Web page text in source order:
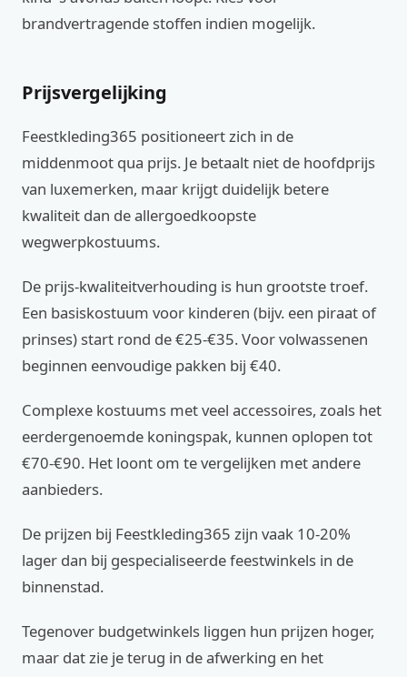
brandvertragende stoffen indien mogelijk.
Prijsvergelijking
Feestkleding365 positioneert zich in de
middenmoot qua prijs. Je betaalt niet de hoofdprijs
van luxemerken, maar krijgt duidelijk betere
kwaliteit dan de allergoedkoopste
wegwerpkostuums.
De prijs-kwaliteitverhouding is hun grootste troef.
Een basiskostuum voor kinderen (bijv. een piraat of
prinses) start rond de €25-€35. Voor volwassenen
beginnen eenvoudige pakken bij €40.
Complexe kostuums met veel accessoires, zoals het
eerdergenoemde koningspak, kunnen oplopen tot
€70-€90. Het loont om te vergelijken met andere
aanbieders.
De prijzen bij Feestkleding365 zijn vaak 10-20%
lager dan bij gespecialiseerde feestwinkels in de
binnenstad.
Tegenover budgetwinkels liggen hun prijzen hoger,
maar dat zie je terug in de afwerking en het